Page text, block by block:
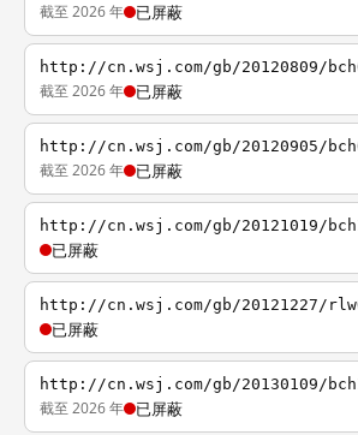
截至 2026 年 已屏蔽
http://cn.wsj.com/gb/20120809/
截至 2026 年 已屏蔽
http://cn.wsj.com/gb/20120905/
截至 2026 年 已屏蔽
http://cn.wsj.com/gb/20121019/
已屏蔽
http://cn.wsj.com/gb/20121227/
已屏蔽
http://cn.wsj.com/gb/20130109/
截至 2026 年 已屏蔽